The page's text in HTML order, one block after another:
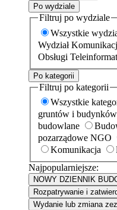
Po wydziale
Filtruj po wydziale
Wszystkie
Wydział
Obsługi
Po kategorii
Filtruj po kategorii
Wszystkie
gruntów i budynków
budowlane
pozarządowe NGO
Komunikacja
Najpopularniejsze:
NOWY DZIENNIK
Rozpatrywanie i
Wydanie lub zmiana